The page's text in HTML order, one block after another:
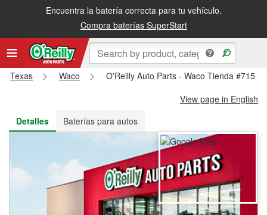
Encuentra la batería correcta para tu vehículo.
Compra baterías SuperStart
Recibe tu orden gratis al día siguiente o recógela en la tienda
Texas Waco
O'Reilly Auto Parts - Waco Tienda #715
View page in English
Detalles
Baterías para autos